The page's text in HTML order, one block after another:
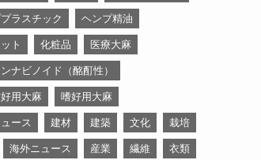
ラスチック ヘンプ精油
ト 化粧品 医療大麻
ナビノイド（酩酊性）
用大麻 嗜好用大麻
ース 建材 建築 文化 栽培
海外ニュース 産業 繊維 衣類